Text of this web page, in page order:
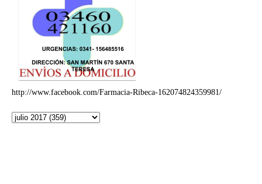
http://www.facebook.com/Farmacia-Ribeca-162074824359981/